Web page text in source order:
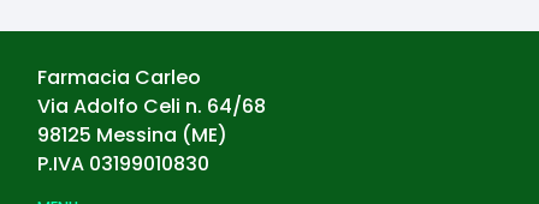
Farmacia Carleo
Via Adolfo Celi n. 64/68
98125 Messina (ME)
P.IVA 03199010830